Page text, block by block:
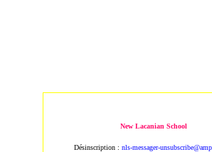
New Lacanian School
Désinscription : nls-messager-